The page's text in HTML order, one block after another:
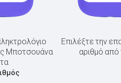
Μποτσουάνα
Επιλέξτε την
αριθμό